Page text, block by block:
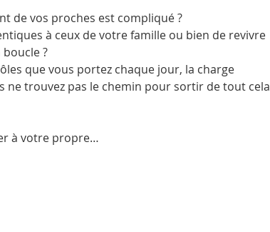
de vos proches est compliqué ?
à ceux de votre famille ou bien de revivre
?
que vous portez chaque jour, la charge
trouvez pas le chemin pour sortir de tout cela
à votre propre…